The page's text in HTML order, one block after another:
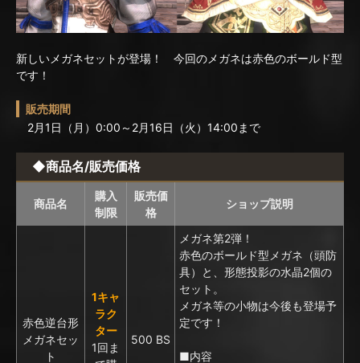
新しいメガネセットが登場！ 今回のメガネは赤色のボールド型
です！
販売期間
2月1日（月）0:00～2月16日（火）14:00まで
◆商品名/販売価格
商品名
購入
制限
販売価
格
ショップ説明
赤色逆台形
メガネセッ
ト
1キャ
ラク
ター
1回ま
500 BS
メガネ第2弾！
赤色のボールド型メガネ（頭防
具）と、形態投影の水晶2個の
セット。
メガネ等の小物は今後も登場予
定です！
■内容